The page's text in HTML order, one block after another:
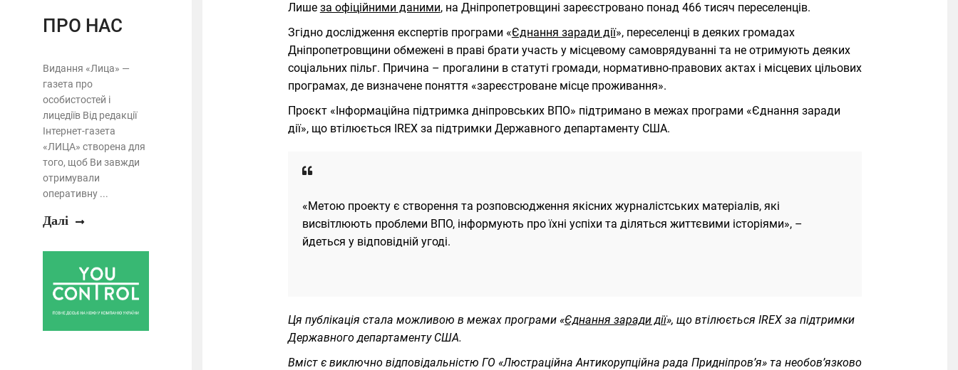
ПРО НАС
Видання «Лица» —
газета про
особистостей і
лицедіїв Від редакції
Інтернет-газета
«ЛИЦА» створена для
того, щоб Ви завжди
отримували
оперативну ...
Далі
Лише за офіційними даними, на Дніпропетровщині зареєстровано понад 466 тисяч переселенців.
Згідно дослідження експертів програми «Єднання заради дії», переселенці в деяких громадах
Дніпропетровщини обмежені в праві брати участь у місцевому самоврядуванні та не отримують деяких
соціальних пільг. Причина – прогалини в статуті громади, нормативно-правових актах і місцевих цільових
програмах, де визначене поняття «зареєстроване місце проживання».
Проєкт «Інформаційна підтримка дніпровських ВПО» підтримано в межах програми «Єднання заради
дії», що втілюється IREX за підтримки Державного департаменту США.
«Метою проекту є створення та розповсюдження якісних журналістських матеріалів, які
висвітлюють проблеми ВПО, інформують про їхні успіхи та діляться життєвими історіями», –
йдеться у відповідній угоді.
Ця публікація стала можливою в межах програми «Єднання заради дії», що втілюється IREX за підтримки
Державного департаменту США.
Вміст є виключно відповідальністю ГО «Люстраційна Антикорупційна рада Придніпров’я» та необов’язково